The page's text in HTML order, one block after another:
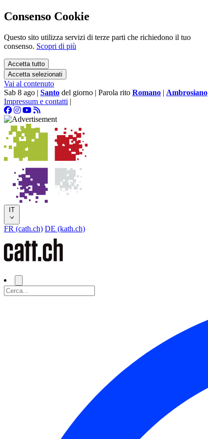
Consenso Cookie
Questo sito utilizza servizi di terze parti che richiedono il tuo
consenso. Scopri di più
Accetta tutto
Accetta selezionati
Vai al contenuto
Sab 8 ago | Santo del giorno | Parola rito Romano | Ambrosiano
Impressum e contatti |
IT
FR (cath.ch) DE (kath.ch)